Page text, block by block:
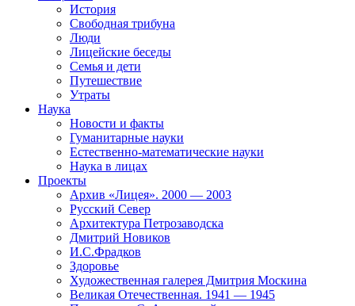
История
Свободная трибуна
Люди
Лицейские беседы
Семья и дети
Путешествие
Утраты
Наука
Новости и факты
Гуманитарные науки
Естественно-математические науки
Наука в лицах
Проекты
Архив «Лицея». 2000 — 2003
Русский Север
Архитектура Петрозаводска
Дмитрий Новиков
И.С.Фрадков
Здоровье
Художественная галерея Дмитрия Москина
Великая Отечественная. 1941 — 1945